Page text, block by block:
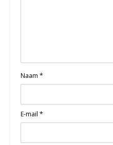
Naam *
E-mail *